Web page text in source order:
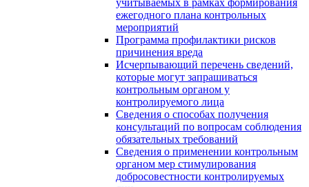
ежегодного плана контрольных
мероприятий
Программа профилактики рисков
причинения вреда
Исчерпывающий перечень сведений,
которые могут запрашиваться
контрольным органом у
контролируемого лица
Сведения о способах получения
консультаций по вопросам соблюдения
обязательных требований
Сведения о применении контрольным
органом мер стимулирования
добросовестности контролируемых